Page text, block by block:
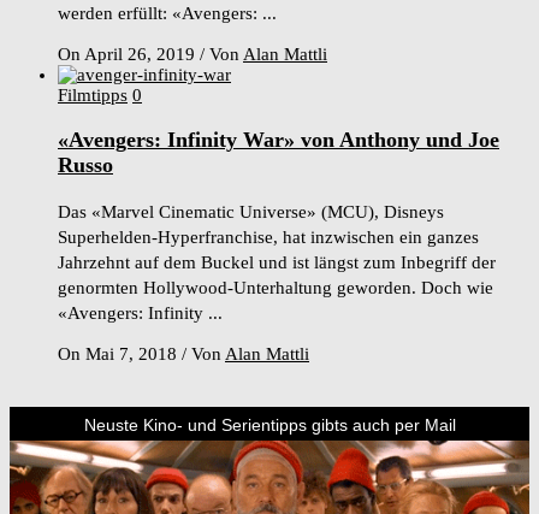
werden erfüllt: «Avengers: ...
On April 26, 2019 / Von Alan Mattli
Filmtipps 0
«Avengers: Infinity War» von Anthony und Joe
Russo
Das «Marvel Cinematic Universe» (MCU), Disneys
Superhelden-Hyperfranchise, hat inzwischen ein ganzes
Jahrzehnt auf dem Buckel und ist längst zum Inbegriff der
genormten Hollywood-Unterhaltung geworden. Doch wie
«Avengers: Infinity ...
On Mai 7, 2018 / Von Alan Mattli